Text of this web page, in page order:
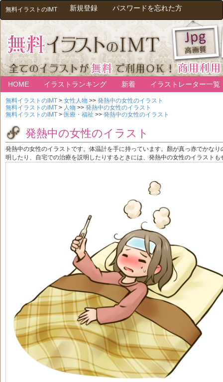
無料イラストのIMT 新規登録 パスワードを忘れた方
HOME イラストランキング 新着 イラストレーター一覧
無料イラストのIMT > 女性人物 >> 発熱中の女性のイラスト
無料イラストのIMT > 人物 >> 発熱中の女性のイラスト
無料イラストのIMT > 医療・福祉 >> 発熱中の女性のイラスト
発熱中の女性のイラスト
発熱中の女性のイラストです。体温計を手に持っています。顏が真っ赤でかな
明したり、自宅での治療を説明したりするときには、発熱中の女性のイラストも